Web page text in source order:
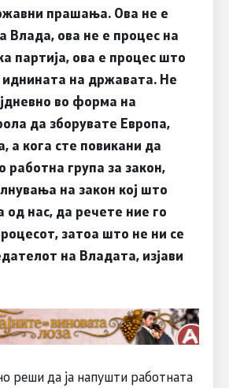
прашања. Ова не е
Влада, ова не е процес на
партија, ова е процес што
иднината на државата. Не
во форма на
да зборувате Европа,
а кога сте повикани да
работна група за закон,
на закон кој што
од нас, да речете ние го
затоа што не ни се
на Владата, изјави
реши да ја напушти работната